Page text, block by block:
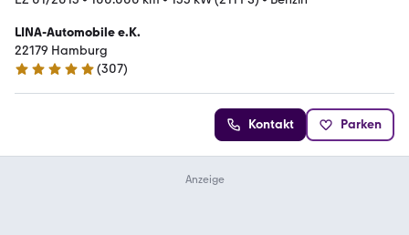
LINA-Automobile e.K.
22179 Hamburg
4.9 Sterne
(307)
Kontakt Parken